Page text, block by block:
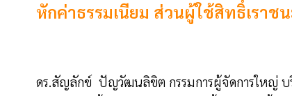
หักค่าธรรมเนียม ส่วนผู้ใช้สิทธิ์เราช
ดร.สัญลักข์ ปัญวัฒนลิขิต กรรมการผู้จัดการใหญ่